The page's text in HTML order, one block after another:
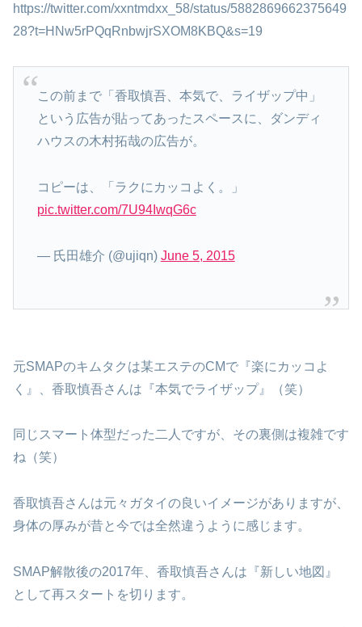
https://twitter.com/xxntmdxx_58/status/5882869662375649
28?t=HNw5rPQqRnbwjrSXOM8KBQ&s=19
この前まで「香取慎吾、本気で、ライザップ中」
という広告が貼ってあったスペースに、ダンディ
ハウスの木村拓哉の広告が。
コピーは、「ラクにカッコよく。」
pic.twitter.com/7U94IwqG6c
— 氏田雄介 (@ujiqn) June 5, 2015
元SMAPのキムタクは某エステのCMで『楽にカッコよ
く』、香取慎吾さんは『本気でライザップ』（笑）
同じスマート体型だった二人ですが、その裏側は複雑です
ね（笑）
香取慎吾さんは元々ガタイの良いイメージがありますが、
身体の厚みが昔と今では全然違うように感じます。
SMAP解散後の2017年、香取慎吾さんは『新しい地図』
として再スタートを切ります。